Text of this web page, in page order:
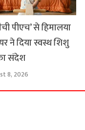
पीएच’ से हिमालया
ने दिया स्वस्थ शिशु
संदेश
8, 2026